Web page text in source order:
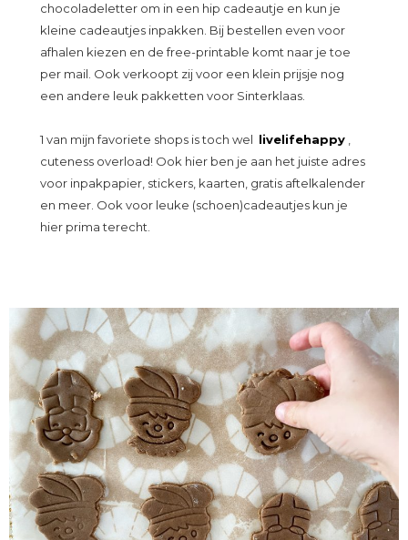
chocoladeletter om in een hip cadeautje en kun je
kleine cadeautjes inpakken. Bij bestellen even voor
afhalen kiezen en de free-printable komt naar je toe
per mail. Ook verkoopt zij voor een klein prijsje nog
een andere leuk pakketten voor Sinterklaas.
1 van mijn favoriete shops is toch wel livelifehappy
cuteness overload! Ook hier ben je aan het juiste adres
voor inpakpapier, stickers, kaarten, gratis aftelkalender
en meer. Ook voor leuke (schoen)cadeautjes kun je
hier prima terecht.